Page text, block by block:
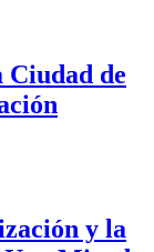
de
y la